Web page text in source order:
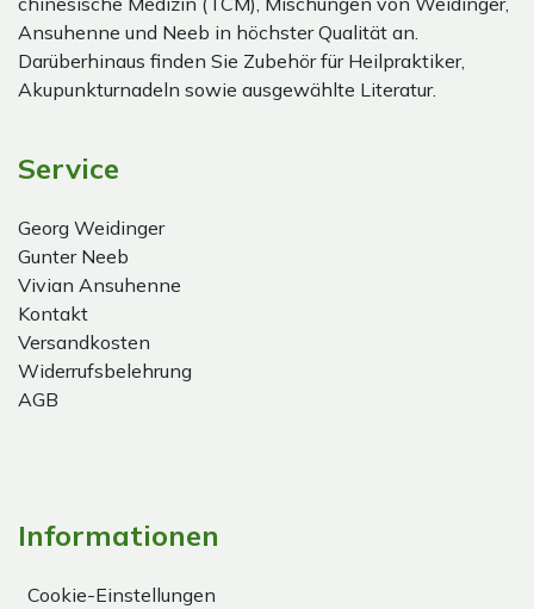
Ansuhenne und Neeb in höchster Qualität an.
Darüberhinaus finden Sie Zubehör für Heilpraktiker,
Akupunkturnadeln sowie ausgewählte Literatur.
Service
Georg Weidinger
Gunter Neeb
Vivian Ansuhenne
Kontakt
Versandkosten
Widerrufsbelehrung
AGB
Informationen
Cookie-Einstellungen